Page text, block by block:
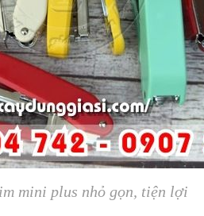
mini plus nhỏ gọn, tiện lợi